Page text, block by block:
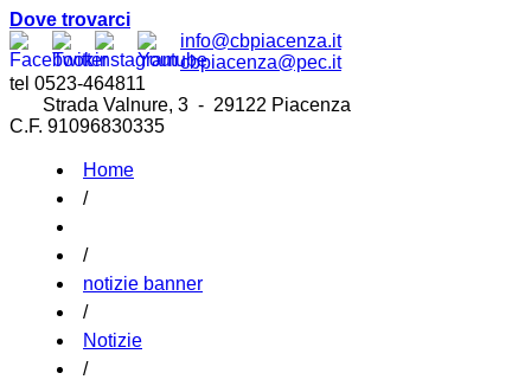
Dove trovarci
info@cbpiacenza.it
cbpiacenza@pec.it
tel 0523-464811
Strada Valnure, 3 - 29122 Piacenza
C.F. 91096830335
Home
/
/
notizie banner
/
Notizie
/